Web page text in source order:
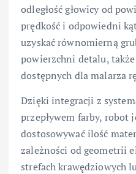
odległość głowicy od
prędkość i odpowiedni
uzyskać równomierną
powierzchni detalu,
dostępnych dla malarza
Dzięki integracji z
przepływem farby, robot
dostosowywać ilość
zależności od geometrii
strefach krawędziowych